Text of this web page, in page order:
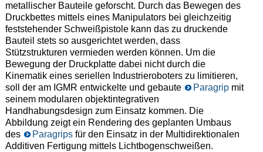
metallischer Bauteile geforscht. Durch das Bewegen des
Druckbettes mittels eines Manipulators bei gleichzeitig
feststehender Schweißpistole kann das zu druckende
Bauteil stets so ausgerichtet werden, dass
Stützstrukturen vermieden werden können. Um die
Bewegung der Druckplatte dabei nicht durch die
Kinematik eines seriellen Industrieroboters zu limitieren,
soll der am IGMR entwickelte und gebaute
Paragripmit
seinem modularen objektintegrativen
Handhabungsdesign zum Einsatz kommen. Die
Abbildung zeigt ein Rendering des geplanten Umbaus
des
Paragripsfür den Einsatz in der Multidirektionalen
Additiven Fertigung mittels Lichtbogenschweißen.